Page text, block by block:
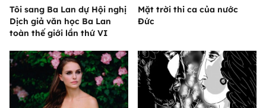
Tôi sang Ba Lan dự Hội nghị
Dịch giả văn học Ba Lan
toàn thế giới lần thứ VI
Mặt trời thi ca của nước
Đức